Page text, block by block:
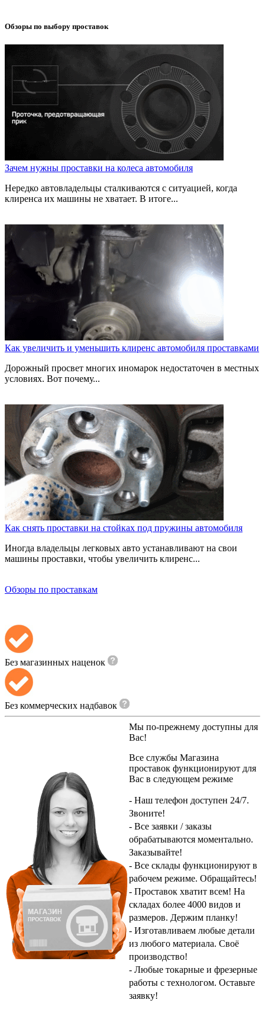
Обзоры по выбору проставок
Зачем нужны проставки на колеса автомобиля
Нередко автовладельцы сталкиваются с ситуацией, когда
клиренса их машины не хватает. В итоге...
Как увеличить и уменьшить клиренс автомобиля проставками
Дорожный просвет многих иномарок недостаточен в местных
условиях. Вот почему...
Как снять проставки на стойках под пружины автомобиля
Иногда владельцы легковых авто устанавливают на свои
машины проставки, чтобы увеличить клиренс...
Обзоры по проставкам
Без магазинных наценок
Без коммерческих надбавок
Мы по-прежнему доступны для
Вас!
Все службы Магазина
проставок функционируют для
Вас в следующем режиме
- Наш телефон доступен 24/7.
Звоните!
- Все заявки / заказы
обрабатываются моментально.
Заказывайте!
- Все склады функционируют в
рабочем режиме. Обращайтесь!
- Проставок хватит всем! На
складах более 4000 видов и
размеров. Держим планку!
- Изготавливаем любые детали
из любого материала. Своё
производство!
- Любые токарные и фрезерные
работы с технологом. Оставьте
заявку!